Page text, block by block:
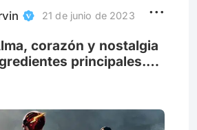
21 de junio de 2023
corazón y nostalgia
principales.